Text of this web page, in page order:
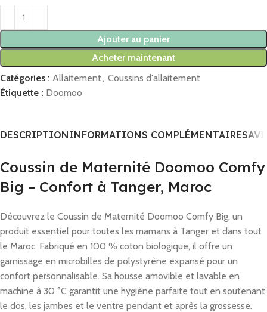
Ajouter au panier
Acheter maintenant
Catégories : Allaitement, Coussins d'allaitement
Étiquette : Doomoo
DESCRIPTIONINFORMATIONS COMPLÉMENTAIRES
Coussin de Maternité Doomoo Comfy
Big – Confort à Tanger, Maroc
Découvrez le Coussin de Maternité Doomoo Comfy Big, un
produit essentiel pour toutes les mamans à Tanger et dans tout
le Maroc. Fabriqué en 100 % coton biologique, il offre un
garnissage en microbilles de polystyrène expansé pour un
confort personnalisable. Sa housse amovible et lavable en
machine à 30 °C garantit une hygiène parfaite tout en soutenant
le dos, les jambes et le ventre pendant et après la grossesse.